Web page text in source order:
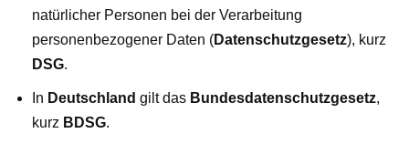
natürlicher Personen bei der Verarbeitung
personenbezogener Daten (Datenschutzgesetz), kurz
DSG.
In Deutschland gilt das Bundesdatenschutzgesetz,
kurz BDSG.